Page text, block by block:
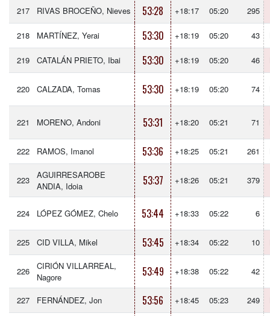
217 RIVAS BROCEÑO, Nieves 53:28 +18:17 05:20 295
218 MARTÍNEZ, Yerai 53:30 +18:19 05:20 43
219 CATALÁN PRIETO, Ibai 53:30 +18:19 05:20 46
220 CALZADA, Tomas 53:30 +18:19 05:20 74
221 MORENO, Andoni 53:31 +18:20 05:21 71
222 RAMOS, Imanol 53:36 +18:25 05:21 261
223
AGUIRRESAROBE
ANDIA, Idoia
53:37 +18:26 05:21 379
224 LÓPEZ GÓMEZ, Chelo 53:44 +18:33 05:22 6
225 CID VILLA, Mikel 53:45 +18:34 05:22 10
226
CIRIÓN VILLARREAL,
Nagore
53:49 +18:38 05:22 42
227 FERNÁNDEZ, Jon 53:56 +18:45 05:23 249